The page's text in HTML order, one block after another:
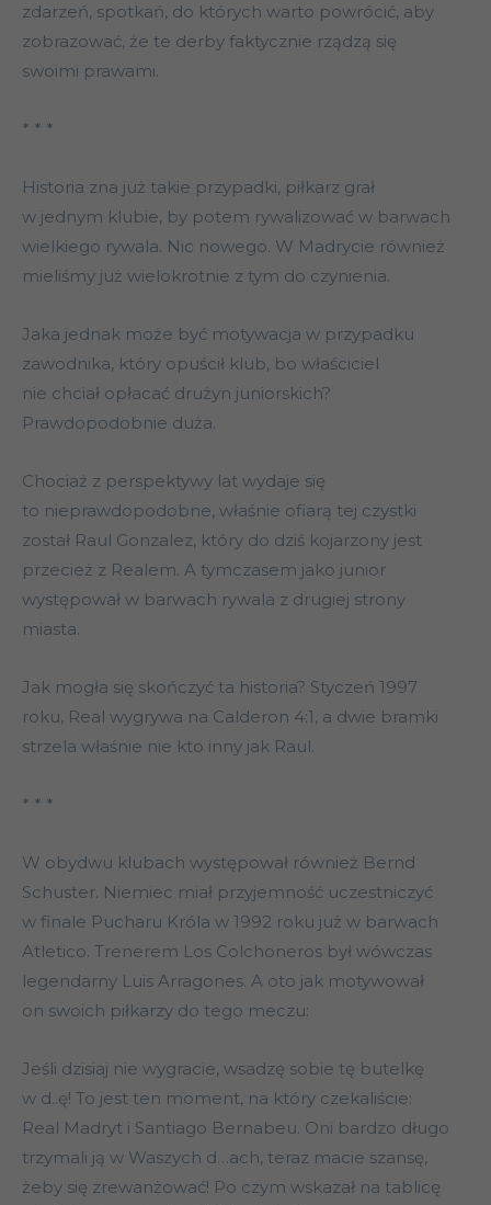
zdarzeń, spotkań, do których warto powrócić, aby
zobrazować, że te derby faktycznie rządzą się
swoimi prawami.
* * *
Historia zna już takie przypadki, piłkarz grał
w jednym klubie, by potem rywalizować w barwach
wielkiego rywala. Nic nowego. W Madrycie również
mieliśmy już wielokrotnie z tym do czynienia.
Jaka jednak może być motywacja w przypadku
zawodnika, który opuścił klub, bo właściciel
nie chciał opłacać drużyn juniorskich?
Prawdopodobnie duża.
Chociaż z perspektywy lat wydaje się
to nieprawdopodobne, właśnie ofiarą tej czystki
został Raul Gonzalez, który do dziś kojarzony jest
przecież z Realem. A tymczasem jako junior
występował w barwach rywala z drugiej strony
miasta.
Jak mogła się skończyć ta historia? Styczeń 1997
roku, Real wygrywa na Calderon 4:1, a dwie bramki
strzela właśnie nie kto inny jak Raul.
* * *
W obydwu klubach występował również Bernd
Schuster. Niemiec miał przyjemność uczestniczyć
w finale Pucharu Króla w 1992 roku już w barwach
Atletico. Trenerem Los Colchoneros był wówczas
legendarny Luis Arragones. A oto jak motywował
on swoich piłkarzy do tego meczu:
Jeśli dzisiaj nie wygracie, wsadzę sobie tę butelkę
w d..ę! To jest ten moment, na który czekaliście:
Real Madryt i Santiago Bernabeu. Oni bardzo długo
trzymali ją w Waszych d…ach, teraz macie szansę,
żeby się zrewanżować! Po czym wskazał na tablicę